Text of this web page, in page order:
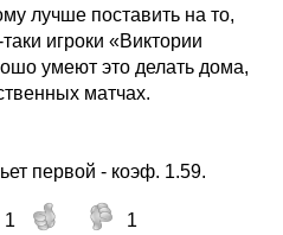
лучше поставить на то,
игроки «Виктории
умеют это делать дома,
матчах.
первой - коэф. 1.59.
1 1